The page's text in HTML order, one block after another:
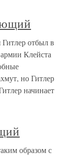
отбыл в
Клейста
но Гитлер
начинает
образом с